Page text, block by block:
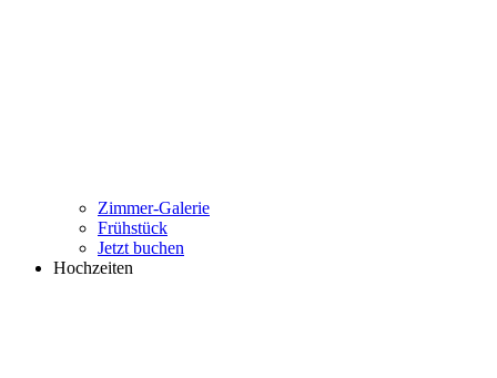
Zimmer-Galerie
Frühstück
Jetzt buchen
Hochzeiten